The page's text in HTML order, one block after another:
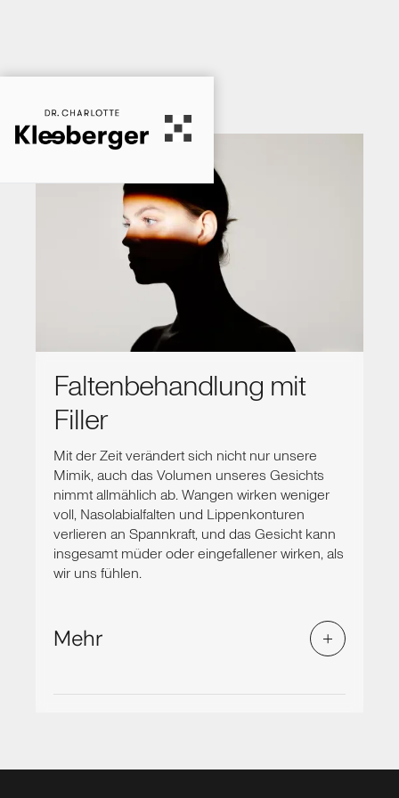
Faltenbehandlung mit
Filler
Mit der Zeit verändert sich nicht nur unsere
Mimik, auch das Volumen unseres Gesichts
nimmt allmählich ab. Wangen wirken weniger
voll, Nasolabialfalten und Lippenkonturen
verlieren an Spannkraft, und das Gesicht kann
insgesamt müder oder eingefallener wirken, als
wir uns fühlen.
Mehr